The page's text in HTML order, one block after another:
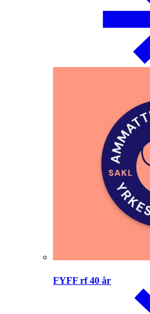
FYFF rf 40 år